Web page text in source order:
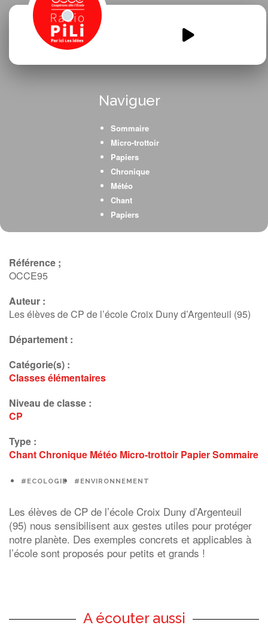
Protegeons-notre-planete.mp3
Naviguer
Sommaire
Micro-trottoir
Papiers
Chronique
Météo
Chant
Papiers
Référence ;
OCCE95
Auteur :
Les élèves de CP de l’école Croix Duny d’Argenteuil (95)
Département :
Catégorie(s) :
Classes élémentaires
Niveau de classe :
CP
Type :
ChantChronique Météo Micro-trottoir PapierSommaire
#ECOLOGIE #ENVIRONNEMENT
Les élèves de CP de l’école Croix Duny d’Argenteuil
(95) nous sensibilisent aux gestes utiles pour protéger
notre planète. Des exemples concrets et applicables à
l’école sont proposés pour petits et grands !
A écouter aussi